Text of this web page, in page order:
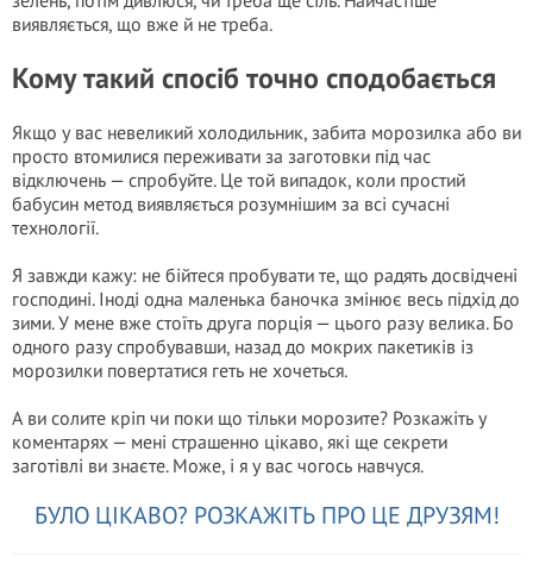
виявляється, що вже й не треба.
Кому такий спосіб точно сподобається
Якщо у вас невеликий холодильник, забита морозилка або ви
просто втомилися переживати за заготовки під час
відключень — спробуйте. Це той випадок, коли простий
бабусин метод виявляється розумнішим за всі сучасні
технології.
Я завжди кажу: не бійтеся пробувати те, що радять досвідчені
господині. Іноді одна маленька баночка змінює весь підхід до
зими. У мене вже стоїть друга порція — цього разу велика. Бо
одного разу спробувавши, назад до мокрих пакетиків із
морозилки повертатися геть не хочеться.
А ви солите кріп чи поки що тільки морозите? Розкажіть у
коментарях — мені страшенно цікаво, які ще секрети
заготівлі ви знаєте. Може, і я у вас чогось навчуся.
БУЛО ЦІКАВО? РОЗКАЖІТЬ ПРО ЦЕ ДРУЗЯМ!